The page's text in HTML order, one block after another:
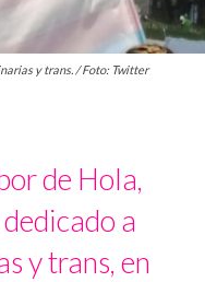
y trans. / Foto: Twitter
de Hola,
a
y trans, en